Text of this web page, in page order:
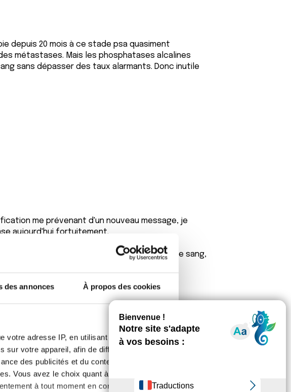
des annonces À propos des cookies
votre adresse IP, en utilisant des
votre appareil, afin de diffuser des
des publicités et du contenu, ainsi que de
Vous avez le choix quant à l'utilisation de
à tout moment en consultant la
depuis 20 mois à ce stade psa quasiment
métastases. Mais les phosphatases alcalines
sans dépasser des taux alarmants. Donc inutile
me prévenant d'un nouveau message, je
aujourd'hui fortuitement.
3 mois à réception des résultats de la prise de sang,
depuis 20 mois à ce stade psa
et plus de progression des métastases. Mais les
vont et viennent à chaque prise de sang sans
Donc inutile de s'inquiéter.<br />